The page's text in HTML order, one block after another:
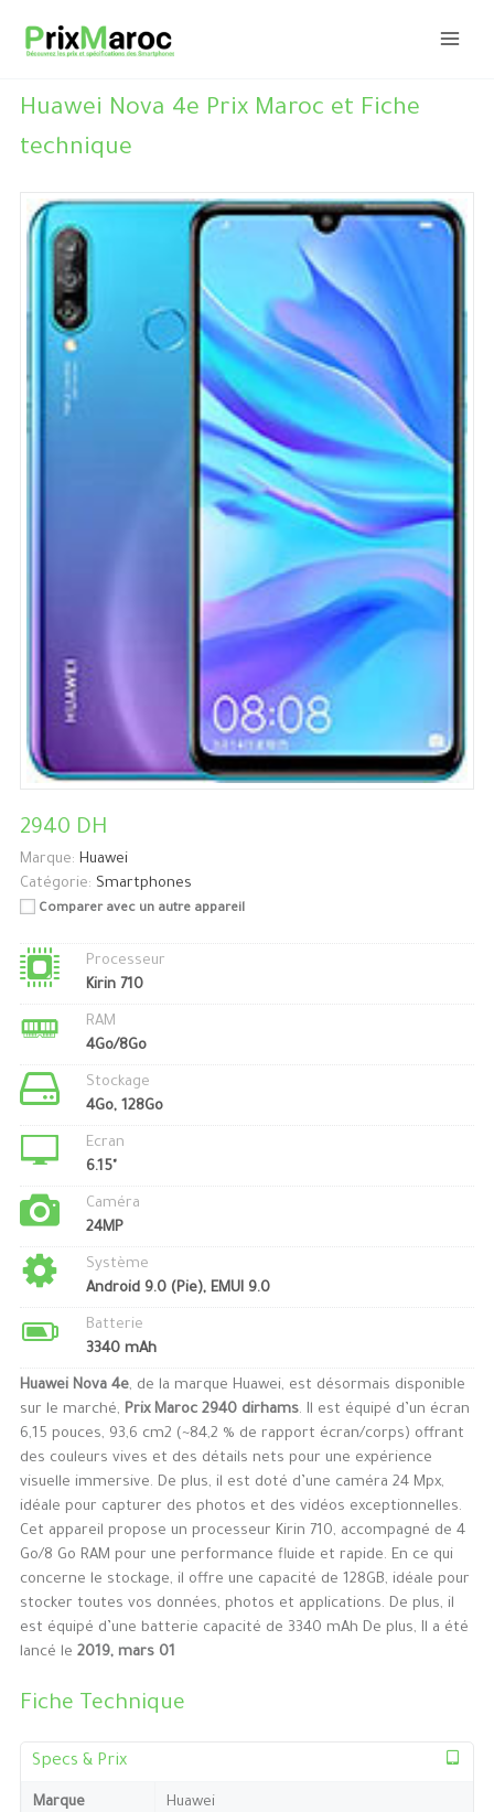
Huawei Nova 4e Prix Maroc et Fiche
technique
2940 DH
Marque: Huawei
Catégorie: Smartphones
Comparer avec un autre appareil
Processeur
Kirin 710
RAM
4Go/8Go
Stockage
4Go, 128Go
Ecran
6.15"
Caméra
24MP
Système
Android 9.0 (Pie), EMUI 9.0
Batterie
3340 mAh
Huawei Nova 4e, de la marque Huawei, est désormais disponible
sur le marché, Prix Maroc 2940 dirhams. Il est équipé d’un écran
6,15 pouces, 93,6 cm2 (~84,2 % de rapport écran/corps) offrant
des couleurs vives et des détails nets pour une expérience
visuelle immersive. De plus, il est doté d’une caméra 24 Mpx,
idéale pour capturer des photos et des vidéos exceptionnelles.
Cet appareil propose un processeur Kirin 710, accompagné de 4
Go/8 Go RAM pour une performance fluide et rapide. En ce qui
concerne le stockage, il offre une capacité de 128GB, idéale pour
stocker toutes vos données, photos et applications. De plus, il
est équipé d’une batterie capacité de 3340 mAh De plus, Il a été
lancé le 2019, mars 01
Fiche Technique
Specs & Prix
Marque Huawei